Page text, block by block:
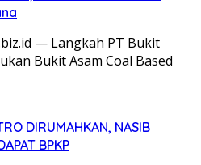
— Langkah PT Bukit
Bukit Asam Coal Based
DIRUMAHKAN, NASIB
BPKP